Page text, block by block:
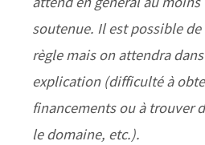
soutenue. Il est possible de
règle mais on attendra
explication (difficulté à
financements ou à trouver
le domaine, etc.).